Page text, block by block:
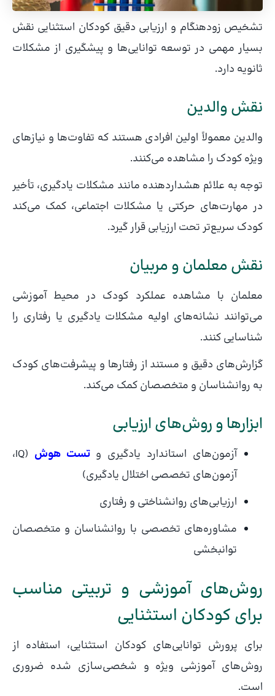
تشخیص زودهنگام و ارزیابی دقیق کودکان استثنایی نقش
بسیار مهمی در توسعه توانایی‌ها و پیشگیری از مشکلات
ثانویه دارد.
نقش والدین
والدین معمولاً اولین افرادی هستند که تفاوت‌ها و نیازهای
ویژه کودک را مشاهده می‌کنند.
توجه به علائم هشداردهنده مانند مشکلات یادگیری، تأخیر
در مهارت‌های حرکتی یا مشکلات اجتماعی، کمک می‌کند
کودک سریع‌تر تحت ارزیابی قرار گیرد.
نقش معلمان و مربیان
معلمان با مشاهده عملکرد کودک در محیط آموزشی
می‌توانند نشانه‌های اولیه مشکلات یادگیری یا رفتاری را
شناسایی کنند.
گزارش‌های دقیق و مستند از رفتارها و پیشرفت‌های کودک
به روانشناسان و متخصصان کمک می‌کند.
ابزارها و روش‌های ارزیابی
آزمون‌های استاندارد یادگیری وتست هوش
(IQ،
آزمون‌های تخصصی اختلال یادگیری)
ارزیابی‌های روانشناختی و رفتاری
مشاوره‌های تخصصی با روانشناسان و متخصصان
توانبخشی
روش‌های آموزشی و تربیتی مناسب
برای کودکان استثنایی
برای پرورش توانایی‌های کودکان استثنایی، استفاده از
روش‌های آموزشی ویژه و شخصی‌سازی شده ضروری
است.